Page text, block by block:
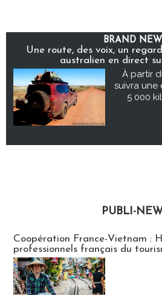
BRAND
Une route, des voix, un
australien en direct
À partir
suivra
5 000
PUBLI-
Coopération France-Vietnam :
professionnels français du